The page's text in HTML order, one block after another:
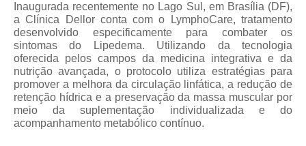
Inaugurada recentemente no Lago Sul, em Brasília (DF),
a Clínica Dellor conta com o LymphoCare, tratamento
desenvolvido especificamente para combater os
sintomas do Lipedema. Utilizando da tecnologia
oferecida pelos campos da medicina integrativa e da
nutrição avançada, o protocolo utiliza estratégias para
promover a melhora da circulação linfática, a redução de
retenção hídrica e a preservação da massa muscular por
meio da suplementação individualizada e do
acompanhamento metabólico contínuo.